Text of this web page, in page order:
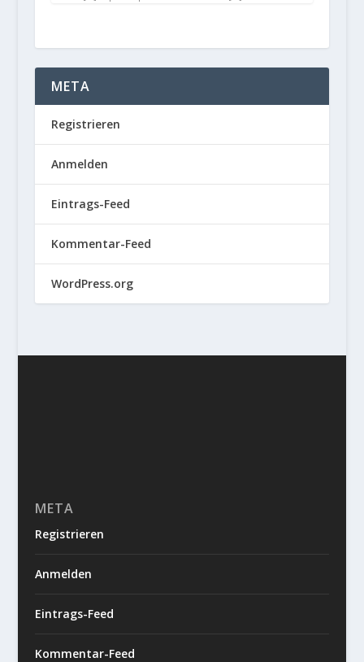
META
Registrieren
Anmelden
Eintrags-Feed
Kommentar-Feed
WordPress.org
META
Registrieren
Anmelden
Eintrags-Feed
Kommentar-Feed